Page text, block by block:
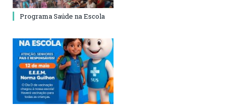
Programa Saúde na Escola